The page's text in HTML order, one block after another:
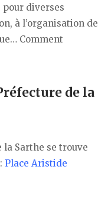
diverses
à l’organisation de
Comment
de la
Sarthe se trouve
Place Aristide